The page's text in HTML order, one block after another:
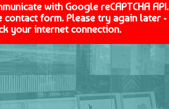
with Google reCAPTCHA API.
form. Please try again later -
your internet connection.